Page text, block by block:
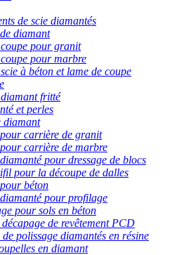
de scie diamantés
diamant
pour granit
pour marbre
à béton et lame de coupe
fritté
et perles
diamant
carrière de granit
carrière de marbre
pour dressage de blocs
pour la découpe de dalles
béton
pour profilage
pour sols en béton
de revêtement PCD
de polissage diamantés en résine
en diamant